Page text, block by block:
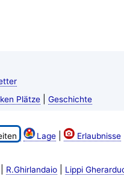
Plätze| Geschichte
Lage|
Erlaubnisse
R.Ghirlandaio| Lippi